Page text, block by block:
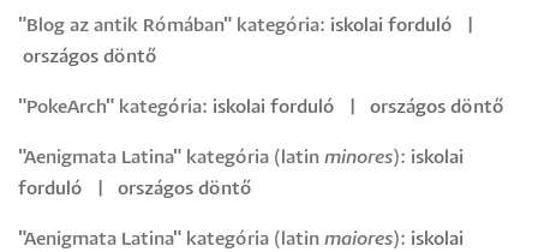
"Blog az antik Rómában" kategória: iskolai forduló
országos döntő
"PokeArch" kategória: iskolai forduló országos döntő
"Aenigmata Latina" kategória (latin minores): iskolai
forduló
országos döntő
"Aenigmata Latina" kategória (latin maiores): iskolai